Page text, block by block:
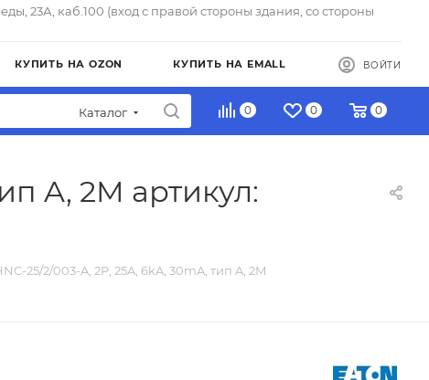
23А, каб.100 (вход с правой стороны здания, со стороны
КУПИТЬ НА OZON КУПИТЬ НА EMALL ВОЙТИ
Каталог 0 0 0
A, 2M артикул:
25/2/003-A, 2P, 25A, 6kA, 30mA, тип A, 2M